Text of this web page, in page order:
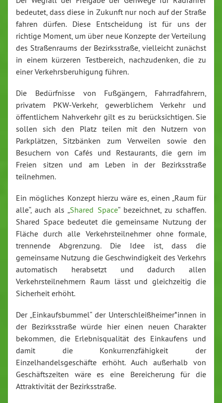
bedeutet, dass diese in Zukunft nur noch auf der Straße
fahren dürfen. Diese Entscheidung ist für uns der
richtige Moment, um über neue Konzepte der Verteilung
des Straßenraums der Bezirksstraße, vielleicht zunächst
in einem kürzeren Testbereich, nachzudenken, die zu
einer Verkehrsberuhigung führen.
Die Bedürfnisse von Fußgängern, Fahrradfahrern,
privatem PKW-Verkehr, gewerblichem Verkehr und
öffentlichem Nahverkehr gilt es zu berücksichtigen. Sie
sollen sich den Platz teilen mit den Nutzern von
Parkplätzen, Sitzbänken zum Verweilen sowie den
Besuchern von Cafés und Restaurants, die gern im
Freien sitzen und am Leben in der Bezirksstraße
teilnehmen.
Ein mögliches Konzept hierzu wäre es, einen „Raum für
alle“, auch als „Shared Space“ bezeichnet, zu schaffen.
Shared Space bedeutet die gemeinsame Nutzung der
Fläche durch alle Verkehrsteilnehmer ohne formale,
trennende Abgrenzung. Die Idee ist, dass die
gemeinsame Nutzung die Geschwindigkeit des Verkehrs
automatisch herabsetzt und dadurch allen
Verkehrsteilnehmern Raum lässt und gleichzeitig die
Sicherheit erhöht.
Der „Einkaufsbummel“ der Unterschleißheimer*innen in
der Bezirksstraße würde hier einen neuen Charakter
bekommen, die Erlebnisqualität des Einkaufens und
damit die Konkurrenzfähigkeit der
Einzelhandelsgeschäfte erhöht. Auch außerhalb von
Geschäftszeiten wäre es eine Bereicherung für die
Attraktivität der Bezirksstraße.